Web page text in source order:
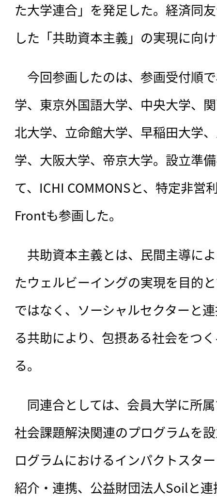
た大学連合」を発足した。経済同
した「共助資本主義」の実現に向
今回参画したのは、参画受付順
学、東京外国語大学、中央大学、
北大学、立命館大学、早稲田大学
学、大阪大学、帝京大学。設立準
て、ICHI COMMONSと、特定非営
Frontも参画した。
共助資本主義とは、民間主導に
たウェルビーイングの実現を目的
ではなく、ソーシャルセクターと
る共助により、包摂ある社会をつ
る。
同連合としては、会員大学に所
社会課題解決関連のプログラムを
ログラムにおけるインパクトスタ
紹介・連携、公益財団法人Soilと